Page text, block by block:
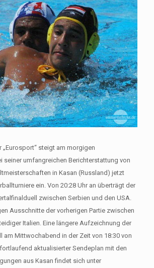
„Eurosport“ steigt am morgigen
seiner umfangreichen Berichterstattung von
in Kasan (Russland) jetzt
ein. Von 20:28 Uhr an überträgt der
zwischen Serbien und den USA.
Ausschnitte der vorherigen Partie zwischen
Italien. Eine längere Aufzeichnung der
am Mittwochabend in der Zeit von 18:30 von
aktualisierter Sendeplan mit den
aus Kasan findet sich unter